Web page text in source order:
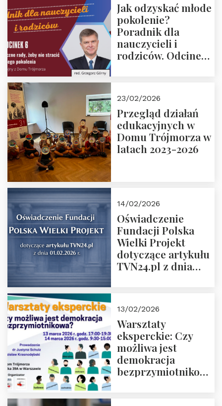
Jak odzyskać młode
pokolenie?
Poradnik dla
nauczycieli i
rodziców. Odcinek
Rozmawiają red.
Grzegorz Górny i
prof. Michał
Łuczewski
23/02/2026
Przegląd działań
edukacyjnych w
Domu Trójmorza w
latach 2023-2026
14/02/2026
Oświadczenie
Fundacji Polska
Wielki Projekt
dotyczące artykułu
TVN24.pl z dnia
13/02/2026
Warsztaty
eksperckie: Czy
możliwa jest
demokracja
bezprzymiotnikowa?